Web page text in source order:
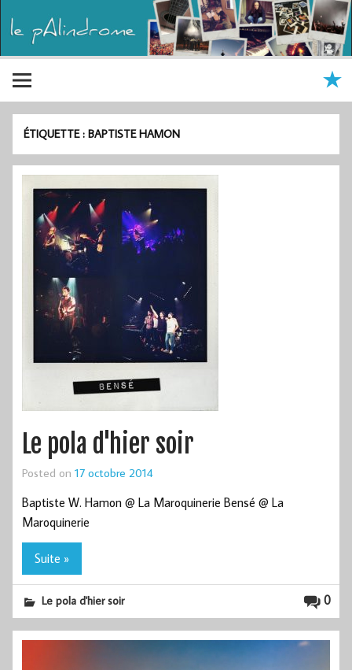
ÉTIQUETTE :BAPTISTE HAMON
Le pola d'hier soir
Posted on 17 octobre 2014
Baptiste W. Hamon @ La Maroquinerie Bensé @ La
Maroquinerie
Suite »
0
Le pola d'hier soir